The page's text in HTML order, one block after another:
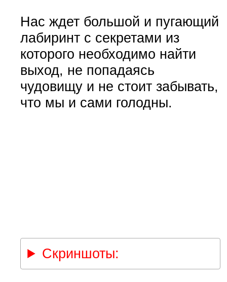
Нас ждет большой и пугающий
лабиринт с секретами из
которого необходимо найти
выход, не попадаясь
чудовищу и не стоит забывать,
что мы и сами голодны.
Скриншоты: